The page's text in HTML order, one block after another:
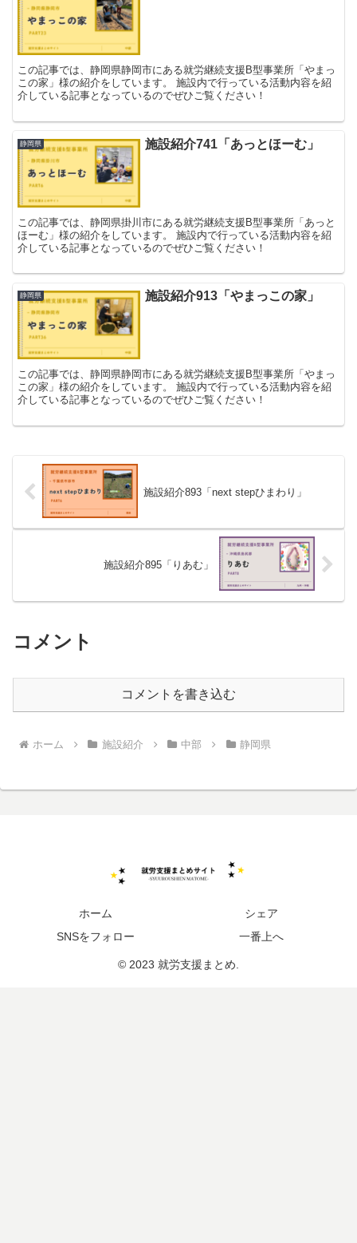
この記事では、静岡県静岡市にある就労継続支援B型事業所「やまっ
この家」様の紹介をしています。 施設内で行っている活動内容を紹
介している記事となっているのでぜひご覧ください！
静岡県 施設紹介741「あっとほーむ」
この記事では、静岡県掛川市にある就労継続支援B型事業所「あっと
ほーむ」様の紹介をしています。 施設内で行っている活動内容を紹
介している記事となっているのでぜひご覧ください！
静岡県 施設紹介913「やまっこの家」
この記事では、静岡県静岡市にある就労継続支援B型事業所「やまっ
この家」様の紹介をしています。 施設内で行っている活動内容を紹
介している記事となっているのでぜひご覧ください！
施設紹介893「next stepひまわり」
施設紹介895「りあむ」
コメント
コメントを書き込む
ホーム 施設紹介 中部 静岡県
ホーム
シェア
SNSをフォロー
一番上へ
© 2023 就労支援まとめ.